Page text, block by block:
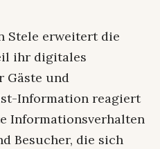
Stele erweitert die
ihr digitales
Gäste und
Information reagiert
Informationsverhalten
Besucher, die sich